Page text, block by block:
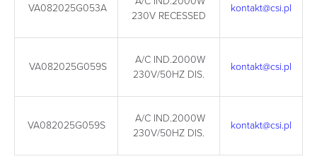
VA082025G053A
230V RECESSED
kontakt@csi.pl
VA082025G059S
A/C IND.2000W
230V/50HZ DIS.
kontakt@csi.pl
VA082025G059S
A/C IND.2000W
230V/50HZ DIS.
kontakt@csi.pl